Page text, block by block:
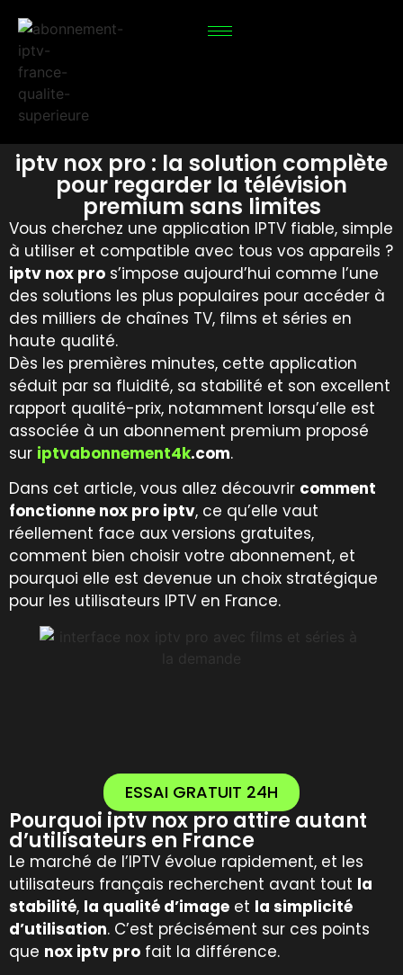
iptv nox pro : la solution complète
pour regarder la télévision
premium sans limites
Vous cherchez une application IPTV fiable, simple
à utiliser et compatible avec tous vos appareils ?
iptv nox pro s’impose aujourd’hui comme l’une
des solutions les plus populaires pour accéder à
des milliers de chaînes TV, films et séries en
haute qualité.
Dès les premières minutes, cette application
séduit par sa fluidité, sa stabilité et son excellent
rapport qualité-prix, notamment lorsqu’elle est
associée à un abonnement premium proposé
sur iptvabonnement4k.com.
Dans cet article, vous allez découvrir comment
fonctionne nox pro iptv, ce qu’elle vaut
réellement face aux versions gratuites,
comment bien choisir votre abonnement, et
pourquoi elle est devenue un choix stratégique
pour les utilisateurs IPTV en France.
ESSAI GRATUIT 24H
Pourquoi iptv nox pro attire autant
d’utilisateurs en France
Le marché de l’IPTV évolue rapidement, et les
utilisateurs français recherchent avant tout la
stabilité, la qualité d’image et la simplicité
d’utilisation. C’est précisément sur ces points
que nox iptv pro fait la différence.